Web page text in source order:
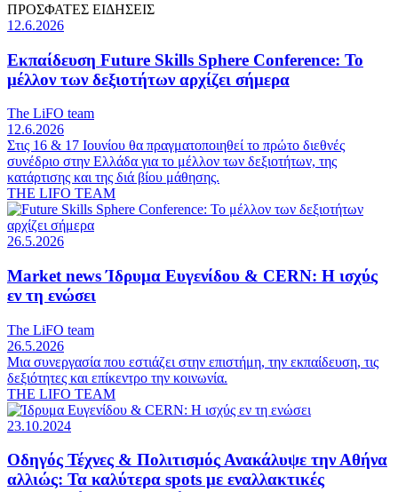
ΠΡΟΣΦΑΤΕΣ ΕΙΔΗΣΕΙΣ
12.6.2026
Εκπαίδευση Future Skills Sphere Conference: To
μέλλον των δεξιοτήτων αρχίζει σήμερα
The LiFO team
12.6.2026
Στις 16 & 17 Ιουνίου θα πραγματοποιηθεί το πρώτο διεθνές
συνέδριο στην Ελλάδα για το μέλλον των δεξιοτήτων, της
κατάρτισης και της διά βίου μάθησης.
THE LIFO TEAM
26.5.2026
Market news Ίδρυμα Ευγενίδου & CERN: Η ισχύς
εν τη ενώσει
The LiFO team
26.5.2026
Μια συνεργασία που εστιάζει στην επιστήμη, την εκπαίδευση, τις
δεξιότητες και επίκεντρο την κοινωνία.
THE LIFO TEAM
23.10.2024
Οδηγός Τέχνες & ΠολιτισμόςΑνακάλυψε την Αθήνα
αλλιώς: Τα καλύτερα spots με εναλλακτικές